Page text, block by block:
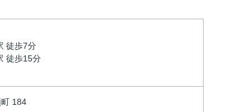
徒歩7分
徒歩15分
184